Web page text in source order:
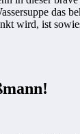
das
wird, ist